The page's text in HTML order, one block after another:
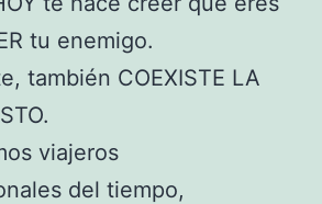
tu enemigo.
también COEXISTE LA
viajeros
del tiempo,